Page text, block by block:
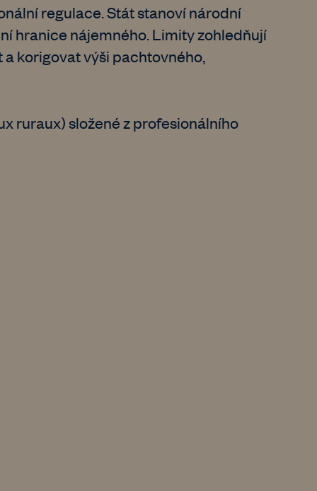
regulace. Stát stanoví národní
hranice nájemného. Limity zohledňují
korigovat výši pachtovného,
ruraux) složené z profesionálního